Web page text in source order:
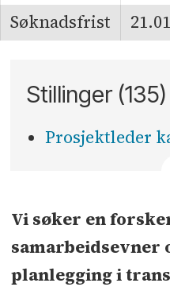
Søknadsfrist
Stillinger (135)
Prosjektleder
Vi søker en
samarbeidsevner
planlegging i